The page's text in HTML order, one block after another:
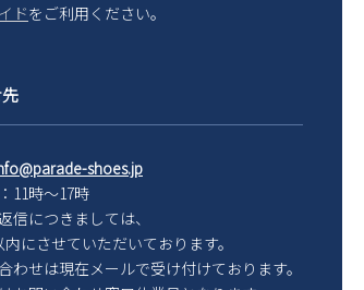
ドをご利用ください。
shoes.jp
11時～17時
信につきましては、
にさせていただいております。
わせは現在メールで受け付けております。